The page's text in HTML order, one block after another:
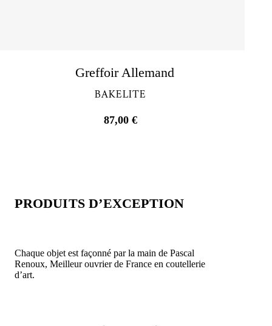
Greffoir Allemand
BAKELITE
87,00 €
PRODUITS D’EXCEPTION
Chaque objet est façonné par la main de Pascal
Renoux, Meilleur ouvrier de France en coutellerie
d’art.